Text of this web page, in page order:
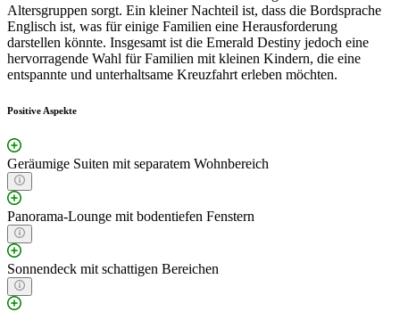
Altersgruppen sorgt. Ein kleiner Nachteil ist, dass die Bordsprache
Englisch ist, was für einige Familien eine Herausforderung
darstellen könnte. Insgesamt ist die Emerald Destiny jedoch eine
hervorragende Wahl für Familien mit kleinen Kindern, die eine
entspannte und unterhaltsame Kreuzfahrt erleben möchten.
Positive Aspekte
Geräumige Suiten mit separatem Wohnbereich
Panorama-Lounge mit bodentiefen Fenstern
Sonnendeck mit schattigen Bereichen